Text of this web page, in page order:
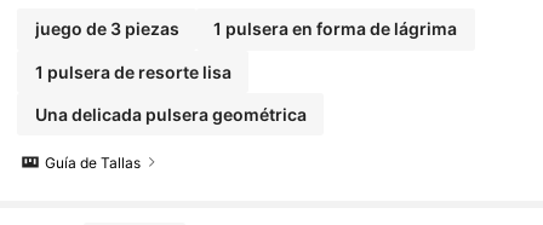
juego de 3 piezas 1 pulsera en forma de lágrima
1 pulsera de resorte lisa
Una delicada pulsera geométrica
Guía de Tallas